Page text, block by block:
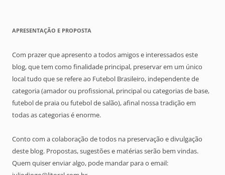
APRESENTAÇÃO E PROPOSTA
Com prazer que apresento a todos amigos e interessados este
blog, que tem como finalidade principal, preservar em um único
local tudo que se refere ao Futebol Brasileiro, independente de
categoria (amador ou profissional, principal ou categorias de base,
futebol de praia ou futebol de salão), afinal nossa tradição em
todas as categorias é enorme.
Conto com a colaboração de todos na preservação e divulgação
deste blog. Propostas, sugestões e matérias serão bem vindas.
Quem quiser enviar algo, pode mandar para o email: